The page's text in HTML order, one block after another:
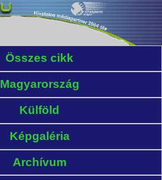
Összes cikk
Magyarország
Külföld
Képgaléria
Archívum